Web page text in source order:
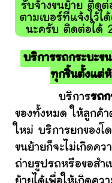
รับจ้างขนย้าย ติดต่
ตามเบอร์ที่แจ้งไว้ได้
นะครับ ติดต่อได้
บริการรถกระบะข
ทุกชิ้นตั้งแต่ห้
บริการรถก
ของทั้งหมด ให้ลูกค้
ใหม่ บริการยกของ
ขนย้ายก็จะไม่เกิดค
ถ่ายรูปรถหรือขอสำ